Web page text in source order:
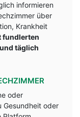
informieren
über
Krankheit
fundlerten
täglich
oder
Gesundheit oder